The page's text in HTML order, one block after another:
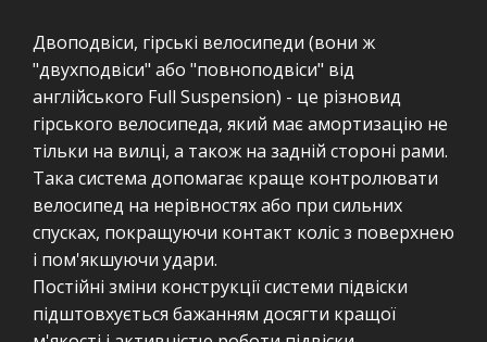
Двоподвіси, гірські велосипеди (вони ж
"двухподвіси" або "повноподвіси" від
англійського Full Suspension) - це різновид
гірського велосипеда, який має амортизацію не
тільки на вилці, а також на задній стороні рами.
Така система допомагає краще контролювати
велосипед на нерівностях або при сильних
спусках, покращуючи контакт коліс з поверхнею
і пом'якшуючи удари.
Постійні зміни конструкції системи підвіски
підштовхується бажанням досягти кращої